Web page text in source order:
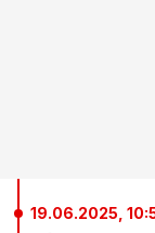
19.06.2025,